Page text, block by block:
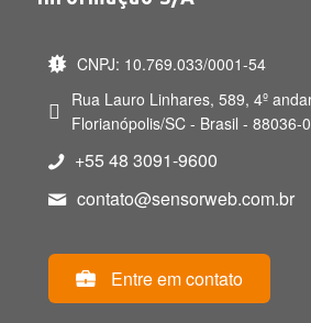
CNPJ: 10.769.033/0001-54
Rua Lauro Linhares, 589, 4º
Florianópolis/SC - Brasil - 88036-
+55 48 3091-9600
contato@sensorweb.com.br
Entre em contato